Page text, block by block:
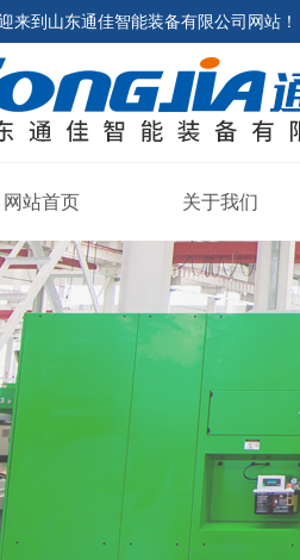
来到山东通佳智能装备有限公司网站！
网站首页 关于我们